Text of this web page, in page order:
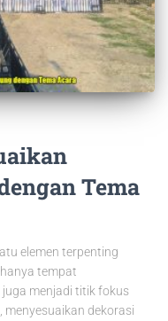
Tema
elemen terpenting
tempat
menjadi titik fokus
menyesuaikan dekorasi